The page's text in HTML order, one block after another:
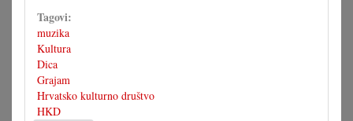
Tagovi:
muzika
Kultura
Dica
Grajam
Hrvatsko kulturno društvo
HKD